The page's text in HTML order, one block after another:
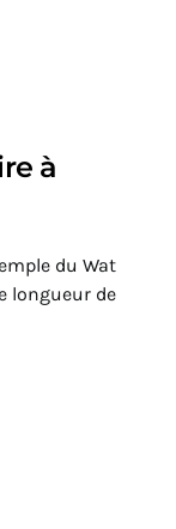
à
du Wat
longueur de